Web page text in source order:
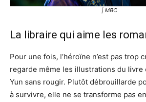
| MBC
La libraire qui aime les
Pour une fois, l’héroïne n’est pas trop
regarde même les illustrations du livre
Yun sans rougir. Plutôt débrouillarde
à survivre, elle ne se transforme pas